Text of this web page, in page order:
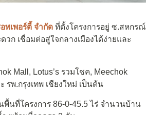
พเพอร์ตี้ จำกัด ที่ตั้งโครงการอยู่ ซ.สหกรณ์
วก เชื่อมต่อสู่ใจกลางเมืองได้ง่ายและ
Mall, Lotus’s รวมโชค, Meechok
รพ.กรุงเทพ เชียงใหม่ เป็นต้น
นที่โครงการ 86-0-45.5 ไร่ จำนวนบ้าน